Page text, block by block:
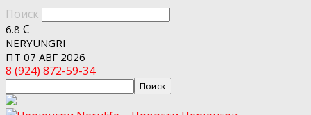
Поиск
6.8 C
NERYUNGRI
ПТ 07 АВГ 2026
8 (924) 872-59-34